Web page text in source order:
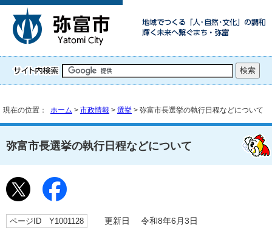
現在の位置： ホーム > 市政情報 > 選挙 > 弥富市長選挙の執行日程などについて
弥富市長選挙の執行日程などについて
ページID Y1001128 更新日 令和8年6月3日